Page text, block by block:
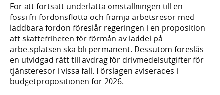
För att fortsatt underlätta omställningen till en
fossilfri fordonsflotta och främja arbetsresor med
laddbara fordon föreslår regeringen i en proposition
att skattefriheten för förmån av laddel på
arbetsplatsen ska bli permanent. Dessutom föreslås
en utvidgad rätt till avdrag för drivmedelsutgifter för
tjänsteresor i vissa fall. Förslagen aviserades i
budgetpropositionen för 2026.